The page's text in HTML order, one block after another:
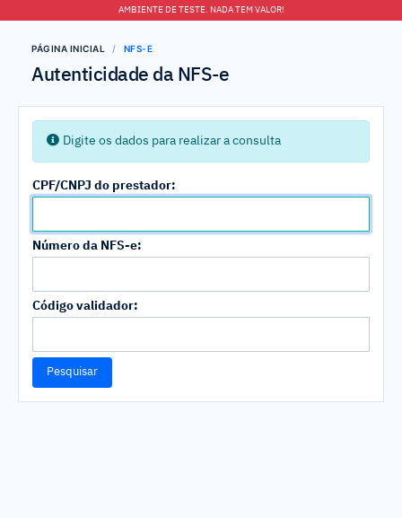
AMBIENTE DE TESTE. NADA TEM VALOR!
PÁGINA INICIAL NFS-E
Autenticidade da NFS-e
Digite os dados para realizar a consulta
CPF/CNPJ do prestador:
Número da NFS-e:
Código validador:
Pesquisar